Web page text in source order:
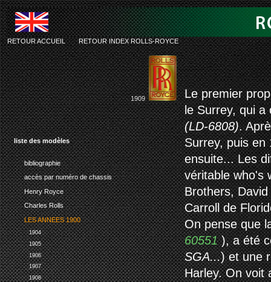
liste des modèles
bibliographie
accès par numéro de chassis
Henry Royce
Charles Rolls
LES ANNEES 1900
1904
1905
1906
1907
1908
rolls-royce
RETOUR ACCUEIL-RETOUR INDEX ROLLS-ROYCE
1909
Le premier
le Surrey, qui a
(LD-6808).
Surrey, puis en
ensuite... Les
véritable who's
Brothers,
Carroll de
On pense que
60551), a été
SGA...) et une
Harley. On voit